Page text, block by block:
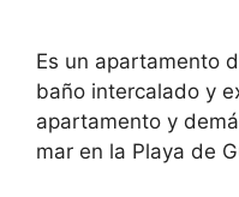
Es un apartamento
baño intercalado y
apartamento y
mar en la Playa de